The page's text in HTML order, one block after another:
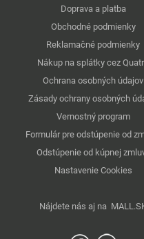
Doprava a platba
Obchodné podmienky
Reklamačné podmienky
Nákup na splátky cez
Ochrana osobných údajov
Zásady ochrany osobných
Vernostný program
Formulár pre odstúpenie od
Odstúpenie od kúpnej
Nastavenie Cookies
Nájdete nás aj na